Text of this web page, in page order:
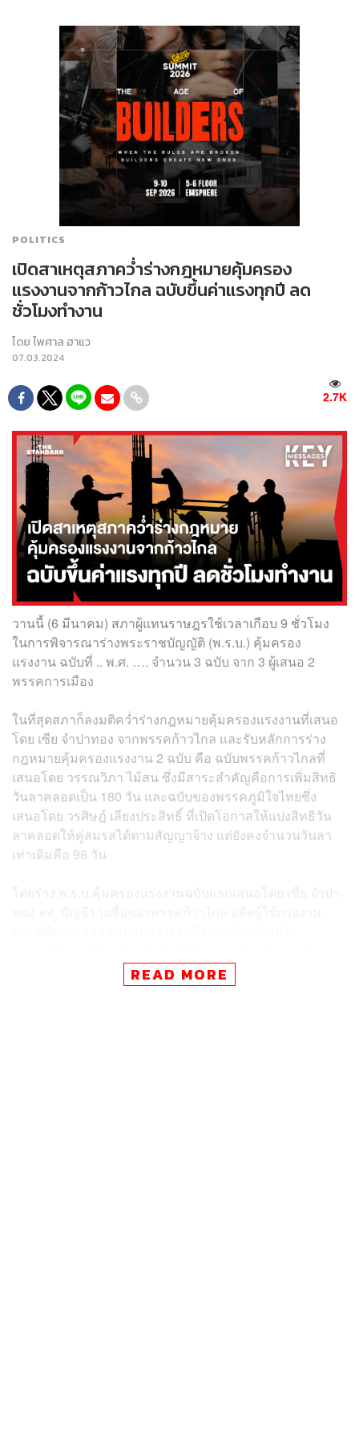
POLITICS
เปิดสาเหตุสภาคว่ำร่างกฎหมายคุ้มครอง
แรงงานจากก้าวไกล ฉบับขึ้นค่าแรงทุกปี ลด
ชั่วโมงทำงาน
โดยไพศาล ฮาแว
07.03.2024
2.7K
วานนี้ (6 มีนาคม) สภาผู้แทนราษฎรใช้เวลาเกือบ 9 ชั่วโมง
ในการพิจารณาร่างพระราชบัญญัติ (พ.ร.บ.) คุ้มครอง
แรงงาน ฉบับที่ .. พ.ศ. …. จำนวน 3 ฉบับ จาก 3 ผู้เสนอ 2
พรรคการเมือง
ในที่สุดสภาก็ลงมติคว่ำร่างกฎหมายคุ้มครองแรงงานที่เสนอ
โดย เซีย จำปาทอง จากพรรคก้าวไกล และรับหลักการร่าง
กฎหมายคุ้มครองแรงงาน 2 ฉบับ คือ ฉบับพรรคก้าวไกลที่
เสนอโดย วรรณวิภา ไม้สน ซึ่งมีสาระสำคัญคือการเพิ่มสิทธิ
วันลาคลอดเป็น 180 วัน และฉบับของพรรคภูมิใจไทยซึ่ง
เสนอโดย วรศิษฎ์ เลียงประสิทธิ์ ที่เปิดโอกาสให้แบ่งสิทธิวัน
ลาคลอดให้คู่สมรสได้ตามสัญญาจ้าง แต่ยังคงจำนวนวันลา
เท่าเดิมคือ 98 วัน
โดยร่าง พ.ร.บ.คุ้มครองแรงงานฉบับแรกเสนอโดย เซีย จำปา
สิทธิและสวัสดิภาพของผู้ใช้แรงงานในหลายประเด็น
READ MORE